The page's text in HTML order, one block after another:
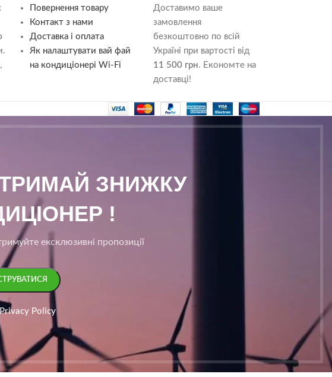
Повернення товару
Контакт з нами
Доставка і оплата
Як налаштувати вай фай
на кондиціонері Wi-Fi
Доставимо ваше
замовлення
безкоштовно по всій
Україні при вартості від
11 500 грн. Економте на
доставці!
ЗНИЖКУ
!
ексклюзивні пропозиції
Privacy Policy